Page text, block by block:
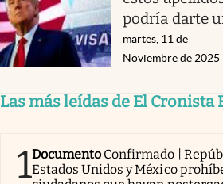
podría darte
martes, 11 de
Noviembre de 2025
Las más leídas de El Cronista
1Documento Confirmado |
Estados Unidos y México